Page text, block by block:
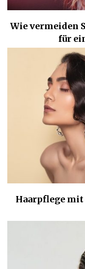
Wie vermeiden
für
Haarpflege